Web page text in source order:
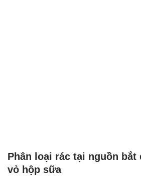
Phân loại rác tại nguồn bắt
vỏ hộp sữa